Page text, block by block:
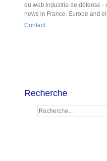
du web industrie de défense -
news in France, Europe and
Contact
Recherche